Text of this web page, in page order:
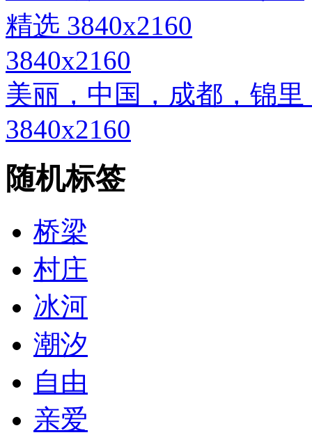
3840x2160
美丽，中国，成都，锦
3840x2160
随机标签
桥梁
村庄
冰河
潮汐
自由
亲爱